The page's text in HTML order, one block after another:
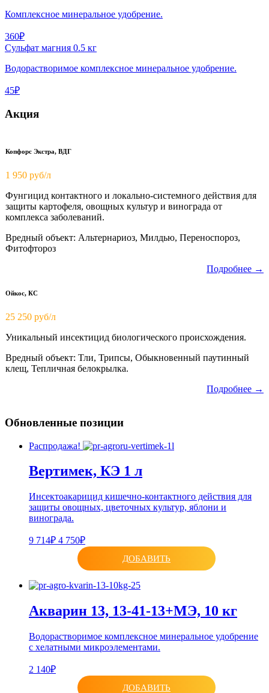
Комплексное минеральное удобрение.
360₽
Сульфат магния 0.5 кг
Водорастворимое комплексное минеральное удобрение.
45₽
Акция
Копфорс Экстра, ВДГ
1 950 руб/л
Фунгицид контактного и локально-системного действия для
защиты картофеля, овощных культур и винограда от
комплекса заболеваний.
Вредный объект: Альтернариоз, Милдью, Переноспороз,
Фитофтороз
Подробнее →
Ойкос, КС
25 250 руб/л
Уникальный инсектицид биологического происхождения.
Вредный объект: Тли, Трипсы, Обыкновенный паутинный
клещ, Тепличная белокрылка.
Подробнее →
Обновленные позиции
Распродажа!
Вертимек, КЭ 1 л
Инсектоакарицид кишечно-контактного действия для
защиты овощных, цветочных культур, яблони и
винограда.
9 714₽ 4 750₽
ДОБАВИТЬ
Акварин 13, 13-41-13+МЭ, 10 кг
Водорастворимое комплексное минеральное удобрение
с хелатными микроэлементами.
2 140₽
ДОБАВИТЬ